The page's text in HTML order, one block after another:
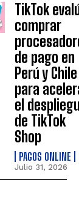
TikTok
comprar
de pago en
Perú y Chile
para
el
de TikTok
Shop
PAGOS ONLINE
Julio 31, 2026